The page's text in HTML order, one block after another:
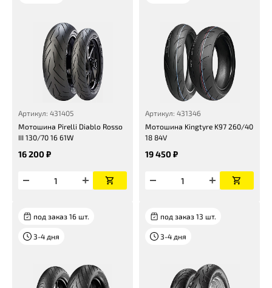
Артикул: 431405
Мотошина Pirelli Diablo Rosso
III 130/70 16 61W
16 200 ₽
Артикул: 431346
Мотошина Kingtyre K97 260/40
18 84V
19 450 ₽
под заказ 16 шт.
3-4 дня
под заказ 13 шт.
3-4 дня